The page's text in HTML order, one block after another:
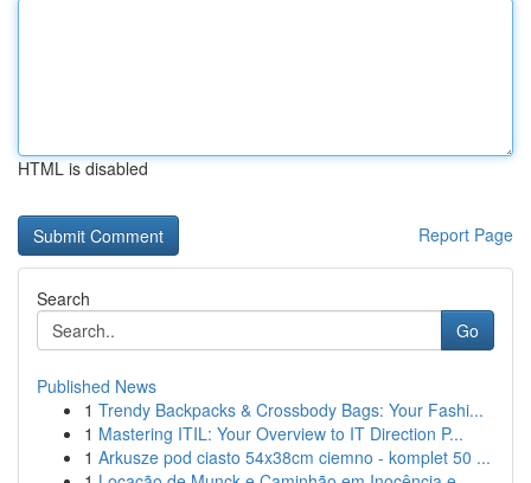
HTML is disabled
Report Page
Search
Go
Published News
1 Trendy Backpacks & Crossbody Bags: Your Fashi...
1 Mastering ITIL: Your Overview to IT Direction P...
1 Arkusze pod ciasto 54x38cm ciemno - komplet 50 ...